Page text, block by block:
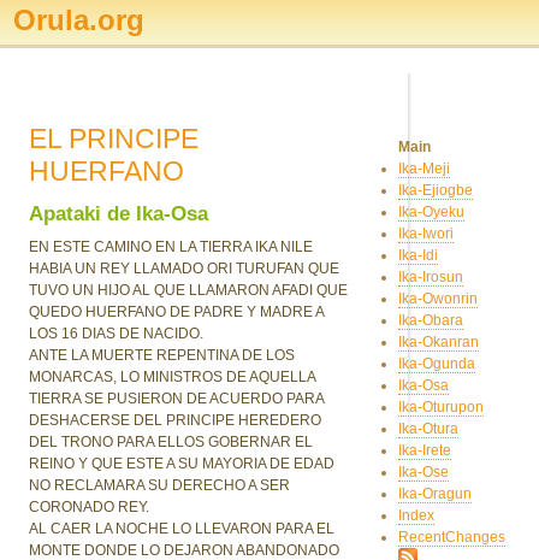
Orula.org
EL PRINCIPE
HUERFANO
Apataki de Ika-Osa
EN ESTE CAMINO EN LA TIERRA IKA NILE
HABIA UN REY LLAMADO ORI TURUFAN QUE
TUVO UN HIJO AL QUE LLAMARON AFADI QUE
QUEDO HUERFANO DE PADRE Y MADRE A
LOS 16 DIAS DE NACIDO.
ANTE LA MUERTE REPENTINA DE LOS
MONARCAS, LO MINISTROS DE AQUELLA
TIERRA SE PUSIERON DE ACUERDO PARA
DESHACERSE DEL PRINCIPE HEREDERO
DEL TRONO PARA ELLOS GOBERNAR EL
REINO Y QUE ESTE A SU MAYORIA DE EDAD
NO RECLAMARA SU DERECHO A SER
CORONADO REY.
AL CAER LA NOCHE LO LLEVARON PARA EL
MONTE DONDE LO DEJARON ABANDONADO
Main
Ika-Meji
Ika-Ejiogbe
Ika-Oyeku
Ika-Iwori
Ika-Idi
Ika-Irosun
Ika-Owonrin
Ika-Obara
Ika-Okanran
Ika-Ogunda
Ika-Osa
Ika-Oturupon
Ika-Otura
Ika-Irete
Ika-Ose
Ika-Oragun
Index
RecentChanges